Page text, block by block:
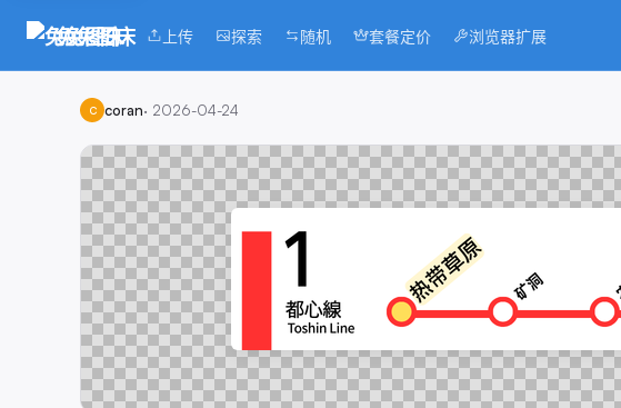
兔兔图床 上传 探索 随机 套餐定价 浏览器扩展
C coran· 2026-04-24